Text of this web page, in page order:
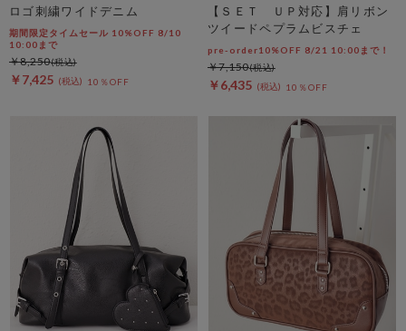
ロゴ刺繍ワイドデニム
期間限定タイムセール 10%OFF 8/10
10:00まで
￥7,425 10％OFF
￥8,250
【ＳＥＴ ＵＰ対応】肩リボン
ツイードペプラムビスチェ
pre-order10%OFF 8/21 10:00まで！
￥6,435 10％OFF
￥7,150